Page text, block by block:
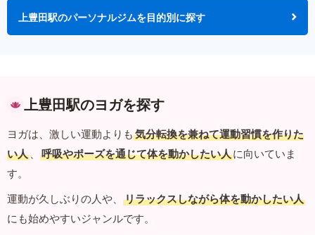
上豊田駅のパーソナルジムを目的別に探す
上豊田駅のヨガを探す
ヨガは、激しい運動よりも 気分転換を兼ねて運動習慣を作りた
い人 、 呼吸やポーズを通じて体を動かしたい人に向いていま
す。
運動が久しぶりの人や、
リラックスしながら体を動かしたい人
にも始めやすいジャンルです。